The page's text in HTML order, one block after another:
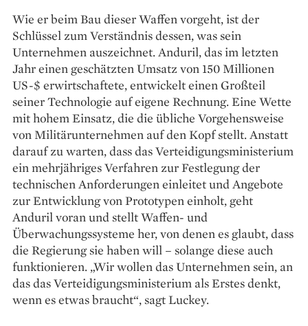
Wie er beim Bau dieser Waffen vorgeht, ist der
Schlüssel zum Verständnis dessen, was sein
Unternehmen auszeichnet. Anduril, das im letzten
Jahr einen geschätzten Umsatz von 150 Millionen
US-$ erwirtschaftete, entwickelt einen Großteil
seiner Technologie auf eigene Rechnung. Eine Wette
mit hohem Einsatz, die die übliche Vorgehensweise
von Militärunternehmen auf den Kopf stellt. Anstatt
darauf zu warten, dass das Verteidigungsministerium
ein mehrjähriges Verfahren zur Festlegung der
technischen Anforderungen einleitet und Angebote
zur Entwicklung von Prototypen einholt, geht
Anduril voran und stellt Waffen- und
Überwachungssysteme her, von denen es glaubt, dass
die Regierung sie haben will – solange diese auch
funktionieren. „Wir wollen das Unternehmen sein, an
das das Verteidigungsministerium als Erstes denkt,
wenn es etwas braucht“, sagt Luckey.